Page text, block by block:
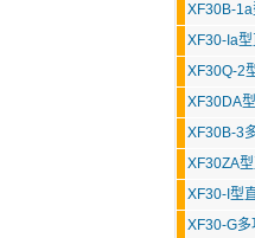
XF30B-
XF30-Ia
XF30Q-2
XF30DA
XF30B-3
XF30ZA
XF30-I型
XF30-G